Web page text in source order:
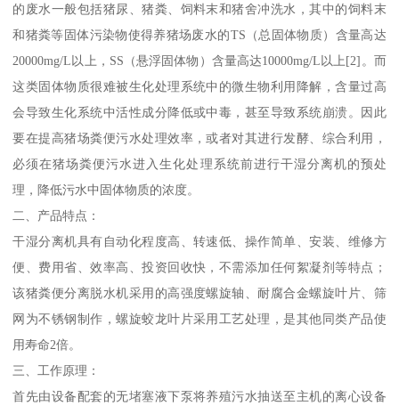
的废水一般包括猪尿、猪粪、饲料末和猪舍冲洗水，其中的饲料末
和猪粪等固体污染物使得养猪场废水的TS（总固体物质）含量高达
20000mg/L以上，SS（悬浮固体物）含量高达10000mg/L以上[2]。而
这类固体物质很难被生化处理系统中的微生物利用降解，含量过高
会导致生化系统中活性成分降低或中毒，甚至导致系统崩溃。因此
要在提高猪场粪便污水处理效率，或者对其进行发酵、综合利用，
必须在猪场粪便污水进入生化处理系统前进行干湿分离机的预处
理，降低污水中固体物质的浓度。
二、产品特点：
干湿分离机具有自动化程度高、转速低、操作简单、安装、维修方
便、费用省、效率高、投资回收快，不需添加任何絮凝剂等特点；
该猪粪便分离脱水机采用的高强度螺旋轴、耐腐合金螺旋叶片、筛
网为不锈钢制作，螺旋蛟龙叶片采用工艺处理，是其他同类产品使
用寿命2倍。
三、工作原理：
首先由设备配套的无堵塞液下泵将养殖污水抽送至主机的离心设备